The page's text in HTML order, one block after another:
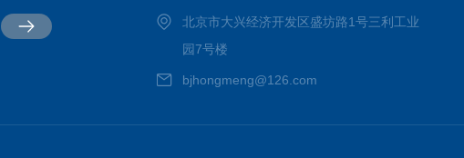
北京市大兴经济开发区盛坊路1号三利工业
园7号楼
bjhongmeng@126.com